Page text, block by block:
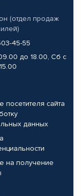
(отдел продаж
45-55
до 18.00, Сб с
посетителя сайта
данных
на получение